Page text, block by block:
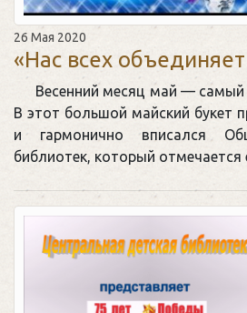
26 Мая 2020
«Нас всех
Весенний месяц май — самый
В этот большой майский букет
и гармонично вписался
библиотек, который